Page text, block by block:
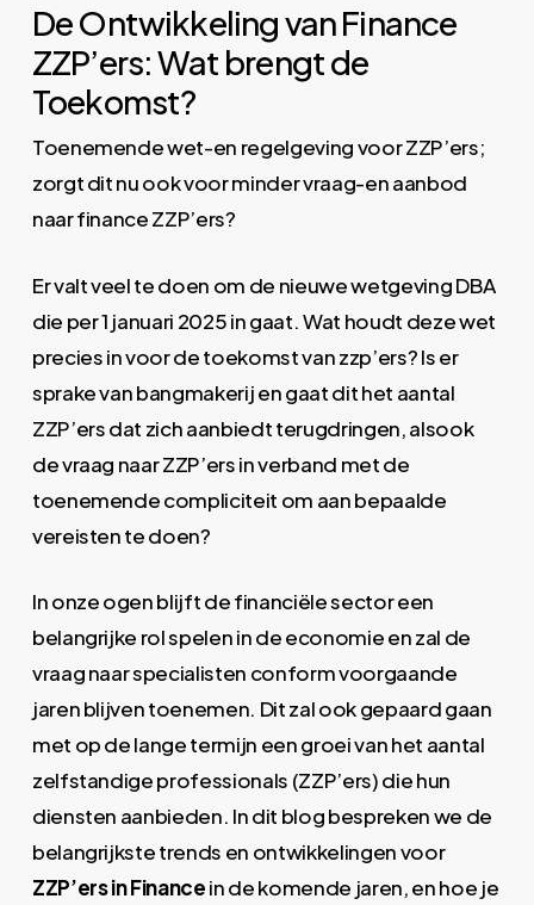
De Ontwikkeling van Finance
ZZP’ers: Wat brengt de
Toekomst?
Toenemende wet-en regelgeving voor ZZP’ers;
zorgt dit nu ook voor minder vraag-en aanbod
naar finance ZZP’ers?
Er valt veel te doen om de nieuwe wetgeving DBA
die per 1 januari 2025 in gaat. Wat houdt deze wet
precies in voor de toekomst van zzp’ers? Is er
sprake van bangmakerij en gaat dit het aantal
ZZP’ers dat zich aanbiedt terugdringen, alsook
de vraag naar ZZP’ers in verband met de
toenemende compliciteit om aan bepaalde
vereisten te doen?
In onze ogen blijft de financiële sector een
belangrijke rol spelen in de economie en zal de
vraag naar specialisten conform voorgaande
jaren blijven toenemen. Dit zal ook gepaard gaan
met op de lange termijn een groei van het aantal
zelfstandige professionals (ZZP’ers) die hun
diensten aanbieden. In dit blog bespreken we de
belangrijkste trends en ontwikkelingen voor
ZZP’ers in Financein de komende jaren, en hoe je